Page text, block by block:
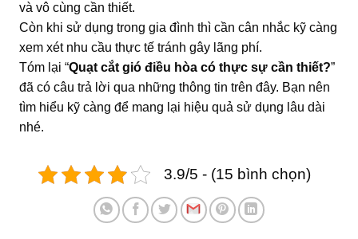
và vô cùng cần thiết.
Còn khi sử dụng trong gia đình thì cần cân nhắc kỹ càng
xem xét nhu cầu thực tế tránh gây lãng phí.
Tóm lại “Quạt cắt gió điều hòa có thực sự cần thiết?”
đã có câu trả lời qua những thông tin trên đây. Bạn nên
tìm hiểu kỹ càng để mang lại hiệu quả sử dụng lâu dài
nhé.
3.9/5 - (15 bình chọn)